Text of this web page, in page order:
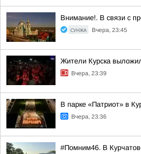
Внимание!. В связи с
СУНЖА Вчера, 23:45
Жители Курска
Вчера, 23:39
В парке «Патриот» в
Вчера, 23:36
#Помним46. В